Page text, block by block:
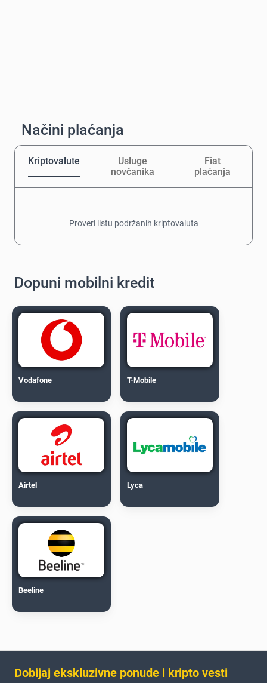
Načini plaćanja
Kriptovalute
Usluge
novčanika
Fiat
plaćanja
Proveri listu podržanih kriptovaluta
Dopuni mobilni kredit
Vodafone T-Mobile
Airtel Lyca
Beeline
Dobijaj ekskluzivne ponude i kripto vesti